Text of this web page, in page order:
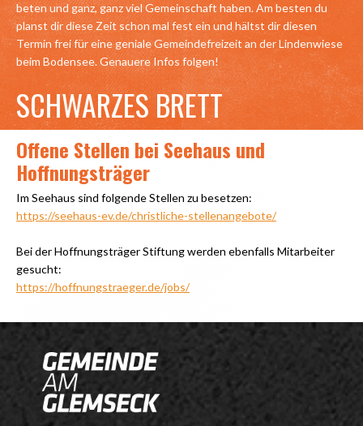
beten und ganz, ganz viel Gemeinschaft haben. Am besten du
planst dir diese Zeit schon mal fest ein und hältst dir diesen
Termin frei für eine geniale Gemeindefreizeit an der Lindenwiese
beim Bodensee. Genauere Infos folgen!
SCHWARZES BRETT
Offene Stellen bei Seehaus und
Hoffnungsträger
Im Seehaus sind folgende Stellen zu besetzen:
https://seehaus-ev.de/christliche-stellenangebote/
Bei der Hoffnungsträger Stiftung werden ebenfalls Mitarbeiter
gesucht:
https://hoffnungstraeger.de/jobs/